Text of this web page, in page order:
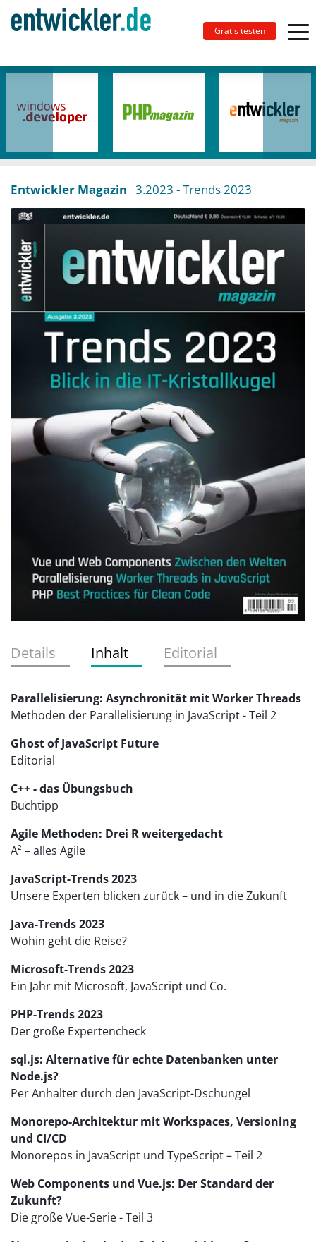
Gratis testen
Entwickler Magazin 3.2023 - Trends 2023
Details Inhalt Editorial
Parallelisierung: Asynchronität mit Worker Threads
Methoden der Parallelisierung in JavaScript - Teil 2
Ghost of JavaScript Future
Editorial
C++ - das Übungsbuch
Buchtipp
Agile Methoden: Drei R weitergedacht
A² – alles Agile
JavaScript-Trends 2023
Unsere Experten blicken zurück – und in die Zukunft
Java-Trends 2023
Wohin geht die Reise?
Microsoft-Trends 2023
Ein Jahr mit Microsoft, JavaScript und Co.
PHP-Trends 2023
Der große Expertencheck
sql.js: Alternative für echte Datenbanken unter
Node.js?
Per Anhalter durch den JavaScript-Dschungel
Monorepo-Architektur mit Workspaces, Versioning
und CI/CD
Monorepos in JavaScript und TypeScript – Teil 2
Web Components und Vue.js: Der Standard der
Zukunft?
Die große Vue-Serie - Teil 3